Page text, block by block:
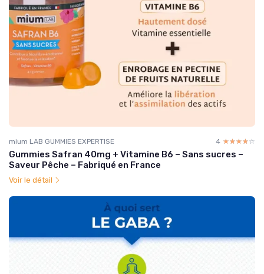
mium LAB GUMMIES EXPERTISE 4 ☆☆☆☆☆
★★★★★
Gummies Safran 40mg + Vitamine B6 – Sans sucres –
Saveur Pêche – Fabriqué en France
Voir le détail